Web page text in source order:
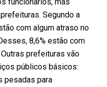
Segundo a
com algum atraso no
8,6% estão com
prefeituras vão
públicos básicos:
pesadas para